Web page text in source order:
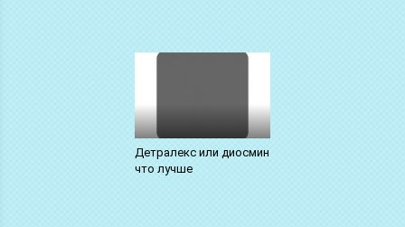
Детралекс или диосмин
что лучше